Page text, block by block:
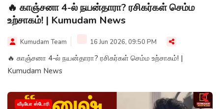
🔥 காஞ்சனா 4-ல் நயன்தாரா? ரசிகர்கள் செம்ம
உற்சாகம்! | Kumudam News
Kumudam Team 16 Jun 2026, 09:50 PM
🔥 காஞ்சனா 4-ல் நயன்தாரா? ரசிகர்கள் செம்ம உற்சாகம்! |
Kumudam News
வீடியோ ஸ்டோரி